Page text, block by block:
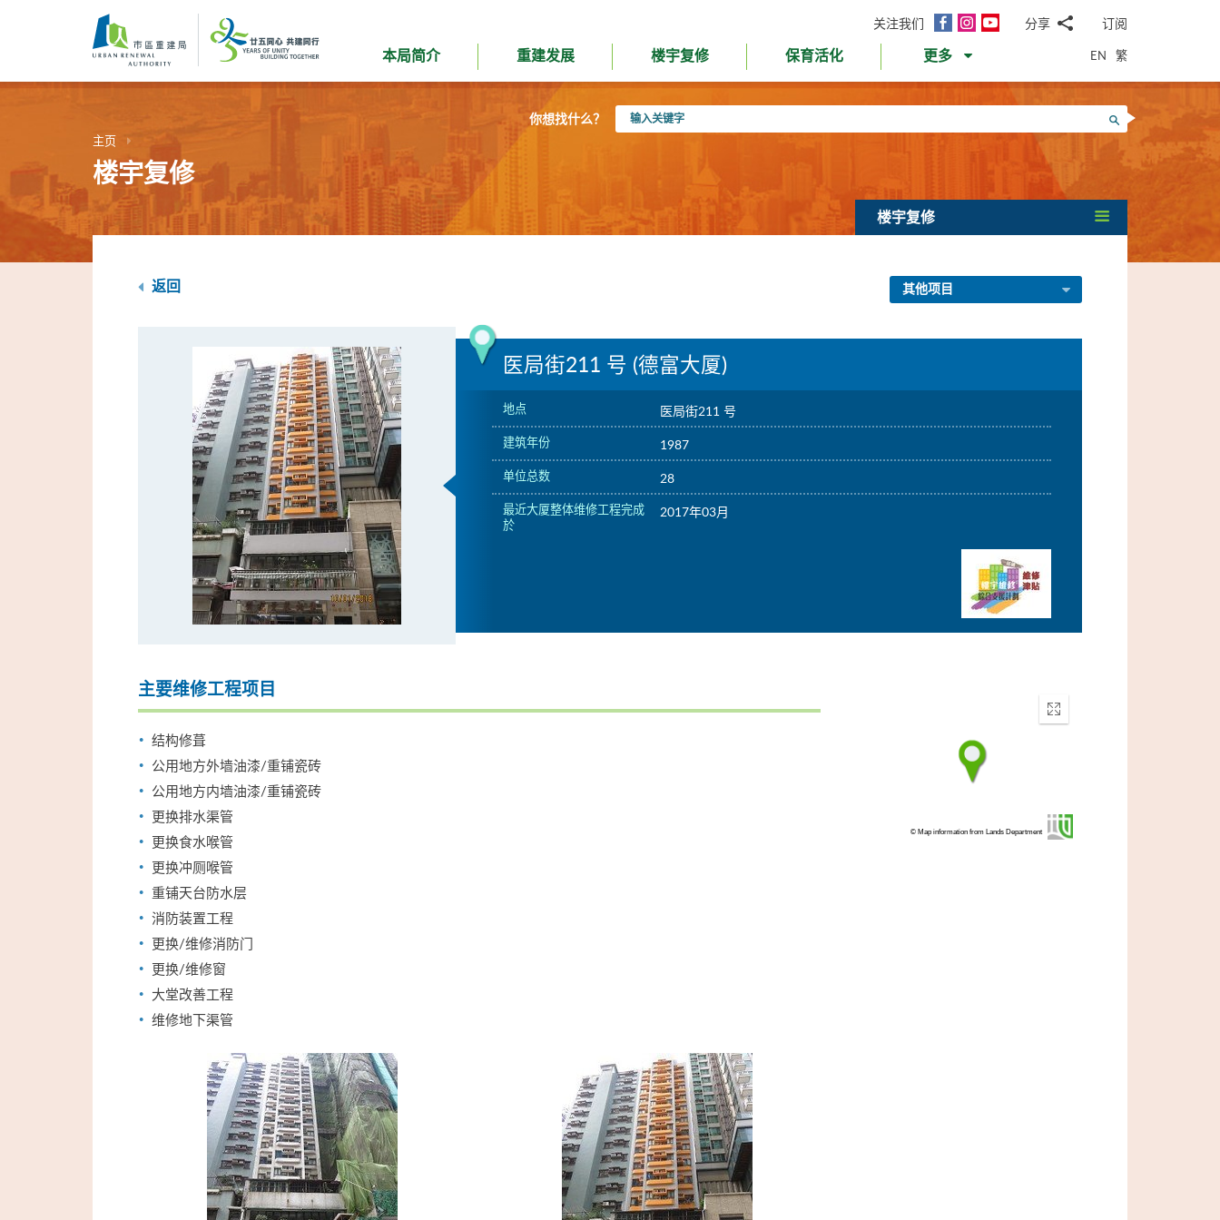
内
关注我们
面
InstagramYouTube分享
邮WhatsApp
微
信
面
书Twitter
LinkedIn
微
订阅
本局简介 重建发展 楼宇复修 保育活化 更多 EN 繁
你想找什么？
入
搜寻
主页
楼宇复修
楼宇复修
返回 其他项目
医局街211 号 (德富大厦)
地点 医局街211 号
建筑年份 1987
单位总数 28
最近大厦整体维修工程完成
於
2017年03月
主要维修工程项目
结构修葺
公用地方外墙油漆/重铺瓷砖
公用地方内墙油漆/重铺瓷砖
更换排水渠管
更换食水喉管
更换冲厕喉管
重铺天台防水层
消防装置工程
更换/维修消防门
更换/维修窗
大堂改善工程
维修地下渠管
Enter
fullscreen
© Map information from Lands Department